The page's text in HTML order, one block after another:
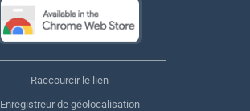
Raccourcir le lien
Enregistreur de géolocalisation